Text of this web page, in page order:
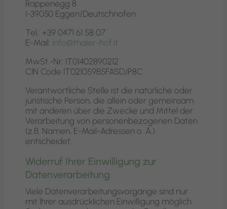
Rappenegg 8
I-39050 Eggen/Deutschnofen
Tel.: +39 0471 61 58 07
E-Mail: info@thaler-hof.it
MwSt.-Nr: IT01402890212
CIN Code IT021059B5FASDJP8C
Verantwortliche Stelle ist die natürliche oder
juristische Person, die allein oder gemeinsam
mit anderen über die Zwecke und Mittel der
Verarbeitung von personenbezogenen Daten
(z.B. Namen, E-Mail-Adressen o. Ä.)
entscheidet.
Widerruf Ihrer Einwilligung zur
Datenverarbeitung
Viele Datenverarbeitungsvorgänge sind nur
mit Ihrer ausdrücklichen Einwilligung möglich.